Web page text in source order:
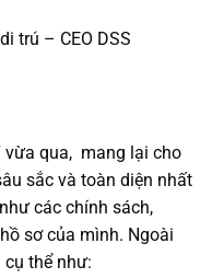
trú – CEO DSS
vừa qua, mang lại cho
sắc và toàn diện nhất
các chính sách,
sơ của mình. Ngoài
thể như: